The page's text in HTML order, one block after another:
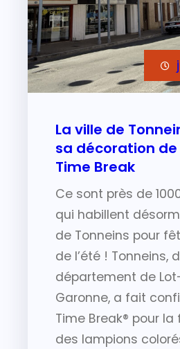
La ville de
sa décoration de
Time Break
Ce sont près de
qui habillent
de Tonneins pour
de l’été ! Tonneins,
département de
Garonne, a fait
Time Break® pour
des lampions